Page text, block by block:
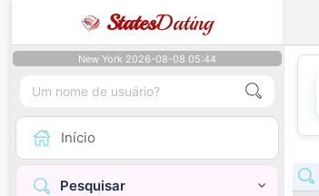
StatesDating
New York 2026-08-08 05:44
Início
Pesquisar